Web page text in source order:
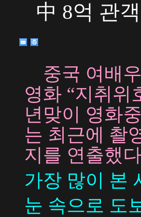
中 8억 관
중국 여배
영화 “지취위
년맞이 영화
는 최근에 촬
지를 연출했
가장 많이 본
눈 속으로 도